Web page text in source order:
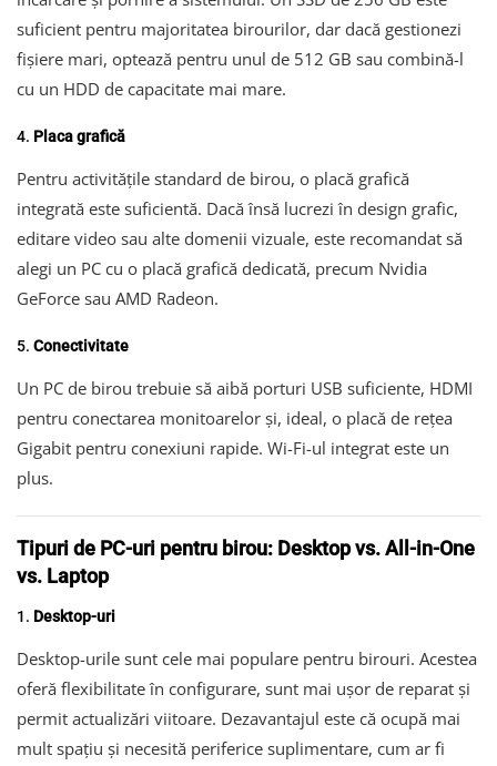
suficient pentru majoritatea birourilor, dar dacă gestionezi
fișiere mari, optează pentru unul de 512 GB sau combină-l
cu un HDD de capacitate mai mare.
4. Placa grafică
Pentru activitățile standard de birou, o placă grafică
integrată este suficientă. Dacă însă lucrezi în design grafic,
editare video sau alte domenii vizuale, este recomandat să
alegi un PC cu o placă grafică dedicată, precum Nvidia
GeForce sau AMD Radeon.
5. Conectivitate
Un PC de birou trebuie să aibă porturi USB suficiente, HDMI
pentru conectarea monitoarelor și, ideal, o placă de rețea
Gigabit pentru conexiuni rapide. Wi-Fi-ul integrat este un
plus.
Tipuri de PC-uri pentru birou: Desktop vs. All-in-One
vs. Laptop
1. Desktop-uri
Desktop-urile sunt cele mai populare pentru birouri. Acestea
oferă flexibilitate în configurare, sunt mai ușor de reparat și
permit actualizări viitoare. Dezavantajul este că ocupă mai
mult spațiu și necesită periferice suplimentare, cum ar fi